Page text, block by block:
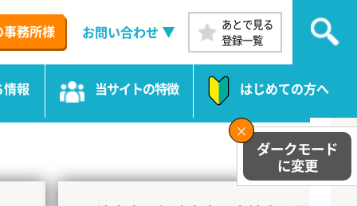
務所様 お問い合わせ
あとで見る
登録一覧
情報 当サイトの特徴 はじめての方へ